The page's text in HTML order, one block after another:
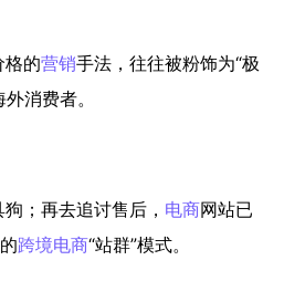
格的营销手法，往往被粉饰为“极
消费者。
；再去追讨售后， 电商网站已
跨境电商“站群”模式。